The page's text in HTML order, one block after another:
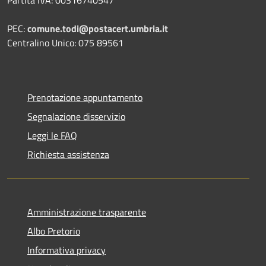
PEC:comune.todi@postacert.umbria.it
Centralino Unico: 075 89561
Prenotazione appuntamento
Segnalazione disservizio
Leggi le FAQ
Richiesta assistenza
Amministrazione trasparente
Albo Pretorio
Informativa privacy